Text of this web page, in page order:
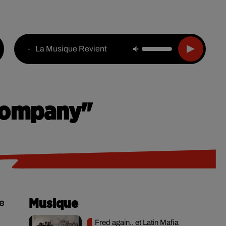
- La Musique Revient
Musique
Fred again.. et Latin Mafia